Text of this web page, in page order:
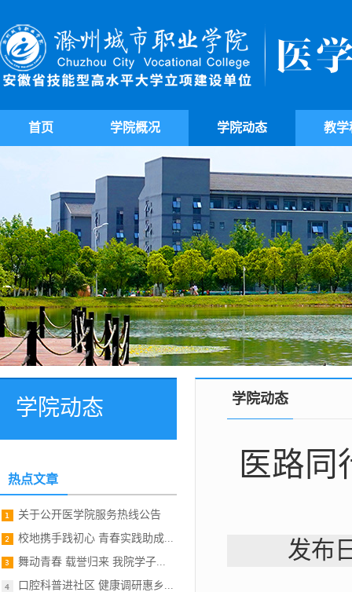
首页 学院概况 学院动态 教学
学院动态
热点文章
关于公开医学院服务热线公告
校地携手践初心 青春实践助成...
舞动青春 载誉归来 我院学子...
口腔科普进社区 健康调研惠乡...
学院动态
医路同
发布